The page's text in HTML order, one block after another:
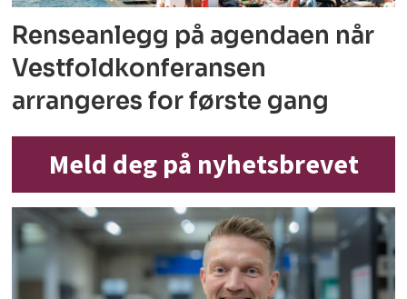
Renseanlegg på agendaen når
Vestfoldkonferansen
arrangeres for første gang
Meld deg på nyhetsbrevet